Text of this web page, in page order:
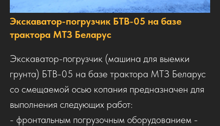
Экскаватор-погрузчик БТВ-05 на базе
трактора МТЗ Беларус
Экскаватор-погрузчик (машина для выемки
грунта) БТВ-05 на базе трактора МТЗ Беларус
со смещаемой осью копания предназначен для
выполнения следующих работ:
- фронтальным погрузочным оборудованием -